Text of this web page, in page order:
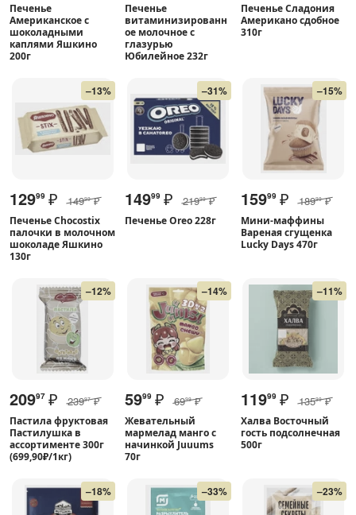
Печенье
Американское с
шоколадными
каплями Яшкино
200г
Печенье
витаминизированн
ое молочное с
глазурью
Юбилейное 232г
Печенье Сладония
Американо сдобное
310г
–13%
12999 ₽ 14999 ₽
Печенье Chocostix
палочки в молочном
шоколаде Яшкино
130г
–31%
14999 ₽ 21999 ₽
Печенье Oreo 228г
–15%
15999 ₽ 18999 ₽
Мини-маффины
Вареная сгущенка
Lucky Days 470г
–12%
20997 ₽ 23997 ₽
Пастила фруктовая
Пастилушка в
ассортименте 300г
(699,90₽/1кг)
–14%
5999 ₽ 6999 ₽
Жевательный
мармелад манго с
начинкой Juuums
70г
–11%
11999 ₽ 13599 ₽
Халва Восточный
гость подсолнечная
500г
–18% –33% –23%